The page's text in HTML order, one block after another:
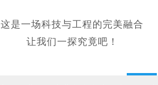
这是一场科技与工程的完美融合
让我们一探究竟吧！